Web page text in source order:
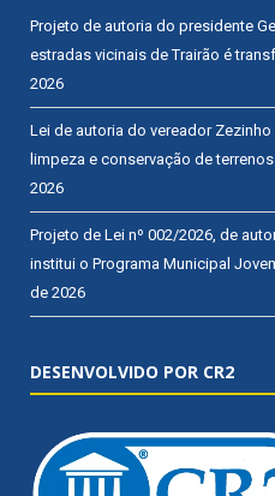
Projeto de autoria do presidente
estradas vicinais de Trairão é
2026
Lei de autoria do vereador
limpeza e conservação de
2026
Projeto de Lei nº 002/2026, de
institui o Programa Municipal
de 2026
DESENVOLVIDO POR CR2